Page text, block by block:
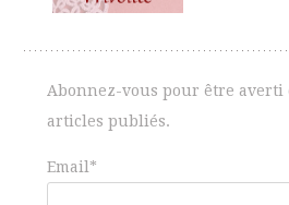
Abonnez-vous pour être averti
articles publiés.
Email*